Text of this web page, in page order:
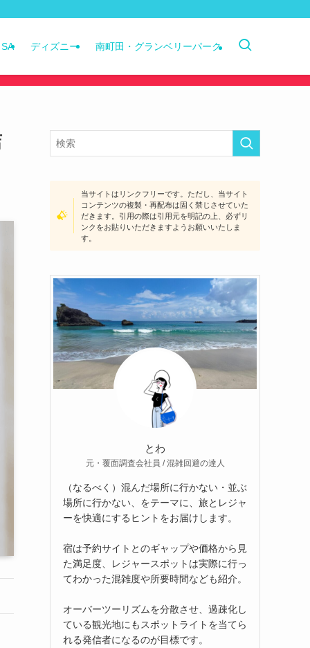
ディズニー 南町田・グランベリーパーク
当サイトはリンクフリーです。ただし、当サイト
コンテンツの複製・再配布は固く禁じさせていた
だきます。引用の際は引用元を明記の上、必ずリ
ンクをお貼りいただきますようお願いいたしま
す。
とわ
元・覆面調査会社員 / 混雑回避の達人
（なるべく）混んだ場所に行かない・並ぶ
場所に行かない、をテーマに、旅とレジャ
ーを快適にするヒントをお届けします。
宿は予約サイトとのギャップや価格から見
た満足度、レジャースポットは実際に行っ
てわかった混雑度や所要時間なども紹介。
オーバーツーリズムを分散させ、過疎化し
ている観光地にもスポットライトを当てら
れる発信者になるのが目標です。